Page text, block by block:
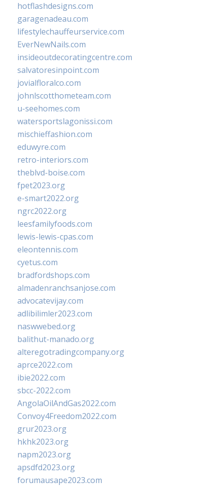
hotflashdesigns.com
garagenadeau.com
lifestylechauffeurservice.com
EverNewNails.com
insideoutdecoratingcentre.com
salvatoresinpoint.com
jovialfloralco.com
johnlscotthometeam.com
u-seehomes.com
watersportslagonissi.com
mischieffashion.com
eduwyre.com
retro-interiors.com
theblvd-boise.com
fpet2023.org
e-smart2022.org
ngrc2022.org
leesfamilyfoods.com
lewis-lewis-cpas.com
eleontennis.com
cyetus.com
bradfordshops.com
almadenranchsanjose.com
advocatevijay.com
adlibilimler2023.com
naswwebed.org
balithut-manado.org
alteregotradingcompany.org
aprce2022.com
ibie2022.com
sbcc-2022.com
AngolaOilAndGas2022.com
Convoy4Freedom2022.com
grur2023.org
hkhk2023.org
napm2023.org
apsdfd2023.org
forumausape2023.com